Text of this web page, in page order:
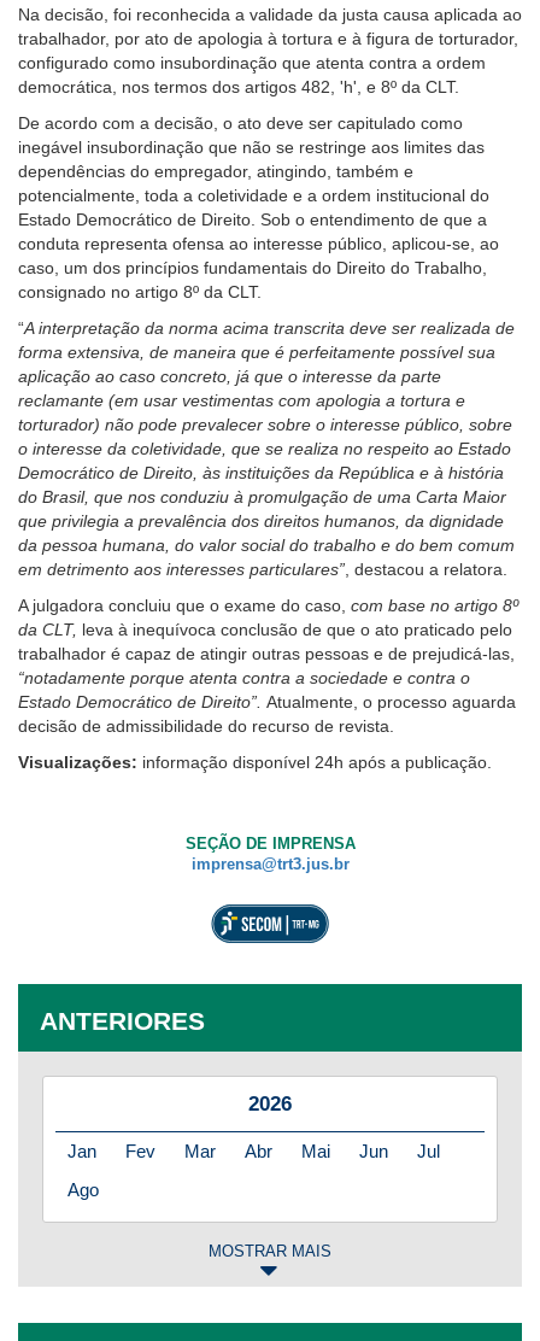
Na decisão, foi reconhecida a validade da justa causa aplicada ao
trabalhador, por ato de apologia à tortura e à figura de torturador,
configurado como insubordinação que atenta contra a ordem
democrática, nos termos dos artigos 482, 'h', e 8º da CLT.
De acordo com a decisão, o ato deve ser capitulado como
inegável insubordinação que não se restringe aos limites das
dependências do empregador, atingindo, também e
potencialmente, toda a coletividade e a ordem institucional do
Estado Democrático de Direito. Sob o entendimento de que a
conduta representa ofensa ao interesse público, aplicou-se, ao
caso, um dos princípios fundamentais do Direito do Trabalho,
consignado no artigo 8º da CLT.
“A interpretação da norma acima transcrita deve ser realizada de
forma extensiva, de maneira que é perfeitamente possível sua
aplicação ao caso concreto, já que o interesse da parte
reclamante (em usar vestimentas com apologia a tortura e
torturador) não pode prevalecer sobre o interesse público, sobre
o interesse da coletividade, que se realiza no respeito ao Estado
Democrático de Direito, às instituições da República e à história
do Brasil, que nos conduziu à promulgação de uma Carta Maior
que privilegia a prevalência dos direitos humanos, da dignidade
da pessoa humana, do valor social do trabalho e do bem comum
em detrimento aos interesses particulares” , destacou a relatora.
A julgadora concluiu que o exame do caso, com base no artigo 8º
da CLT, leva à inequívoca conclusão de que o ato praticado pelo
trabalhador é capaz de atingir outras pessoas e de prejudicá-las,
“notadamente porque atenta contra a sociedade e contra o
Estado Democrático de Direito”. Atualmente, o processo aguarda
decisão de admissibilidade do recurso de revista.
Visualizações: informação disponível 24h após a publicação.
SEÇÃO DE IMPRENSA
imprensa@trt3.jus.br
ANTERIORES
2026
Jan Fev Mar Abr Mai Jun
Jul
Ago
2025
Jan Fev Mar Abr Mai Jun
Jul
MOSTRAR MAIS